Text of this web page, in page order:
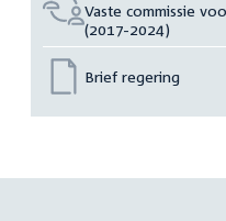
Vaste commissie
(2017-2024)
Brief regering